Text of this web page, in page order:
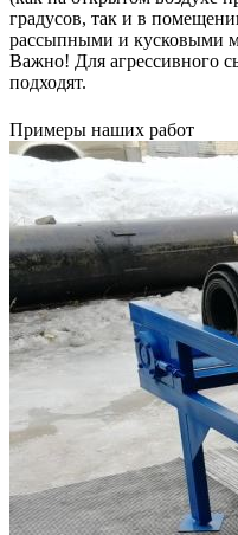
градусов, так и в
рассыпными и кусковыми
Важно! Для агрессивного
подходят.
Примеры наших работ